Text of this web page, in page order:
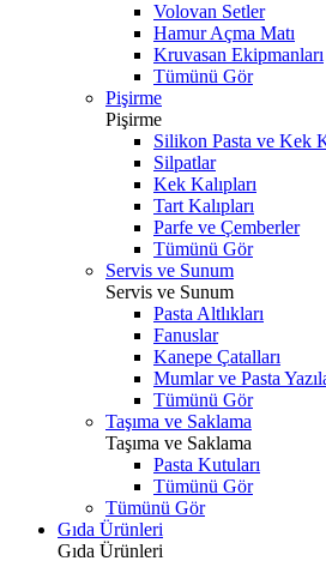
Volovan Setler
Hamur Açma Matı
Kruvasan Ekipmanları
Tümünü Gör
Pişirme
Pişirme
Silikon Pasta ve Kek
Silpatlar
Kek Kalıpları
Tart Kalıpları
Parfe ve Çemberler
Tümünü Gör
Servis ve Sunum
Servis ve Sunum
Pasta Altlıkları
Fanuslar
Kanepe Çatalları
Mumlar ve Pasta
Tümünü Gör
Taşıma ve Saklama
Taşıma ve Saklama
Pasta Kutuları
Tümünü Gör
Tümünü Gör
Gıda Ürünleri
Gıda Ürünleri